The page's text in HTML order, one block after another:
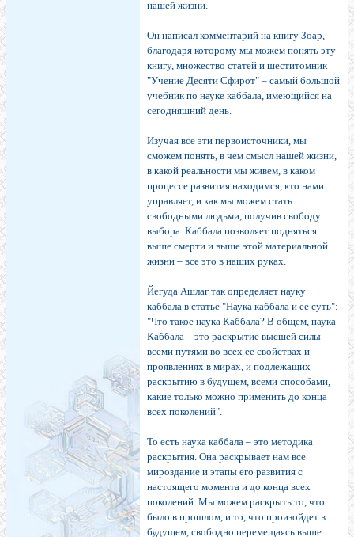
нашей жизни.
Он написал комментарий на книгу Зоар,
благодаря которому мы можем понять эту
книгу, множество статей и шеститомник
"Учение Десяти Сфирот" – самый большой
учебник по науке каббала, имеющийся на
сегодняшний день.
Изучая все эти первоисточники, мы
сможем понять, в чем смысл нашей жизни,
в какой реальности мы живем, в каком
процессе развития находимся, кто нами
управляет, и как мы можем стать
свободными людьми, получив свободу
выбора. Каббала позволяет подняться
выше смерти и выше этой материальной
жизни – все это в наших руках.
Йегуда Ашлаг так определяет науку
каббала в статье "Наука каббала и ее суть":
"Что такое наука Каббала? В общем, наука
Каббала – это раскрытие высшей силы
всеми путями во всех ее свойствах и
проявлениях в мирах, и подлежащих
раскрытию в будущем, всеми способами,
какие только можно применить до конца
всех поколений".
То есть наука каббала – это методика
раскрытия. Она раскрывает нам все
мироздание и этапы его развития с
настоящего момента и до конца всех
поколений. Мы можем раскрыть то, что
было в прошлом, и то, что произойдет в
будущем, свободно перемещаясь выше